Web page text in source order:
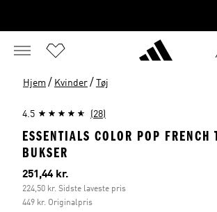
Hjem / Kvinder / Tøj
4.5 (28)
ESSENTIALS COLOR POP FRENCH
BUKSER
Nuværende pris
251,44 kr.
224,50 kr. Sidste laveste pris
449 kr. Originalpris